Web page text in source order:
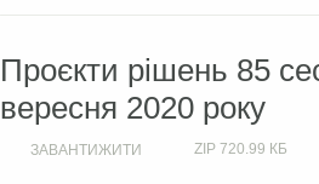
Проєкти рішень 85
вересня 2020 року
ЗАВАНТИЖИТИ ZIP 720.99 КБ